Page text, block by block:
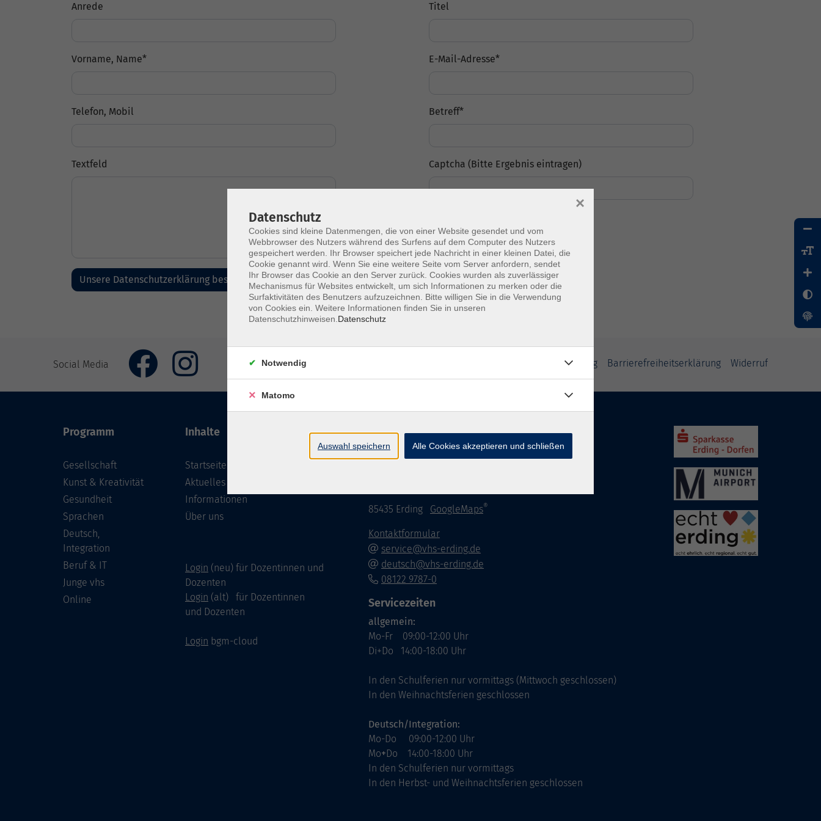
Anrede Titel
Vorname, Name* E-Mail-Adresse*
Telefon, Mobil Betreff*
Textfeld Captcha (Bitte Ergebnis eintragen)
Social Media Datenschutzerklärung Barrierefreiheitserklärung Widerruf
Programm
Gesellschaft
Kunst & Kreativität
Gesundheit
Sprachen
Deutsch,
Integration
Beruf & IT
Junge vhs
Online
Inhalte
Startseite
Aktuelles
Informationen
Über uns
Login (neu) für Dozentinnen und
Dozenten
Login (alt) für Dozentinnen
und Dozenten
Login bgm-cloud
Volkshochschule im Lkr. Erding
85435 Erding GoogleMaps®
Kontaktformular
service@vhs-erding.de
deutsch@vhs-erding.de
08122 9787-0
Servicezeiten
allgemein:
Mo-Fr 09:00-12:00 Uhr
Di+Do 14:00-18:00 Uhr
In den Schulferien nur vormittags (Mittwoch geschlossen)
In den Weihnachtsferien geschlossen
Deutsch/Integration:
Mo-Do 09:00-12:00 Uhr
Mo+Do 14:00-18:00 Uhr
In den Schulferien nur vormittags
In den Herbst- und Weihnachtsferien geschlossen
Datenschutz
Cookies sind kleine Datenmengen, die von einer Website gesendet und vom
Webbrowser des Nutzers während des Surfens auf dem Computer des Nutzers
gespeichert werden. Ihr Browser speichert jede Nachricht in einer kleinen Datei, die
Cookie genannt wird. Wenn Sie eine weitere Seite vom Server anfordern, sendet
Ihr Browser das Cookie an den Server zurück. Cookies wurden als zuverlässiger
Mechanismus für Websites entwickelt, um sich Informationen zu merken oder die
Surfaktivitäten des Benutzers aufzuzeichnen. Bitte willigen Sie in die Verwendung
von Cookies ein. Weitere Informationen finden Sie in unseren
Datenschutzhinweisen. Datenschutz
×
Notwendig
Matomo
Auswahl speichern Alle Cookies akzeptieren und schließen